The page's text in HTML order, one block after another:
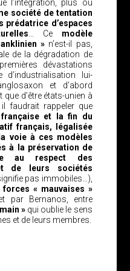
l’intégration, plus ou
société de tentation
prédatrice d’espaces
… Ce modèle
» n’est-il pas,
de la dégradation de
dévastations
lui-
et d’abord
d’être états-unien à
faudrait rappeler que
française et la fin du
français, légalisée
voie à ces modèles
à la préservation de
au respect des
de leurs sociétés
pas immobiles…),
« mauvaises »
par Bernanos, entre
» qui oublie le sens
et de leurs membres.